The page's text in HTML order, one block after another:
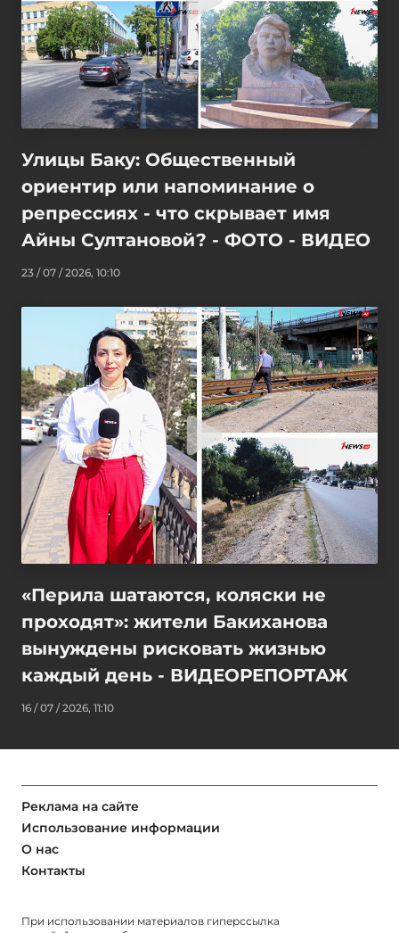
Улицы Баку: Общественный
ориентир или напоминание о
репрессиях - что скрывает имя
Айны Султановой? - ФОТО - ВИДЕО
23 / 07 / 2026, 10:10
«Перила шатаются, коляски не
проходят»: жители Бакиханова
вынуждены рисковать жизнью
каждый день - ВИДЕОРЕПОРТАЖ
16 / 07 / 2026, 11:10
Реклама на сайте
Использование информации
О нас
Контакты
При использовании материалов гиперссылка